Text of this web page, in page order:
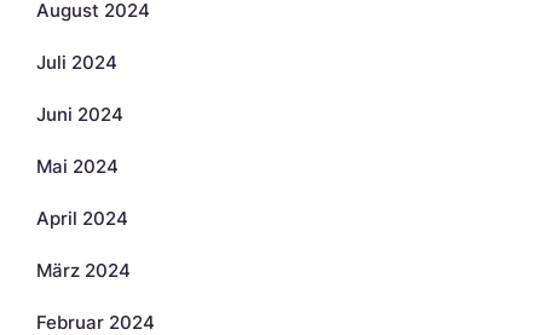
August 2024
Juli 2024
Juni 2024
Mai 2024
April 2024
März 2024
Februar 2024